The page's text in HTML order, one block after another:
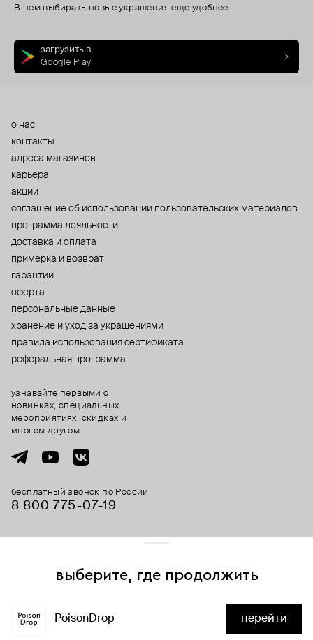
В нем выбирать новые украшения еще удобнее.
загрузить в
Google Play
о нас
контакты
адреса магазинов
карьера
акции
cоглашение об использовании пользовательских материалов
программа лояльности
доставка и оплата
примерка и возврат
гарантии
оферта
персональные данные
хранение и уход за украшениями
правила использования сертификата
реферальная программа
бесплатный звонок по России
8 800 775⁠-07⁠-19
узнавайте первыми о
новинках, специальных
мероприятиях, скидках и
многом другом
выберите, где продолжить
PoisonDrop перейти
и сервисы аналитики. Продолжая его использование,
вы соглашаетесь с нашим